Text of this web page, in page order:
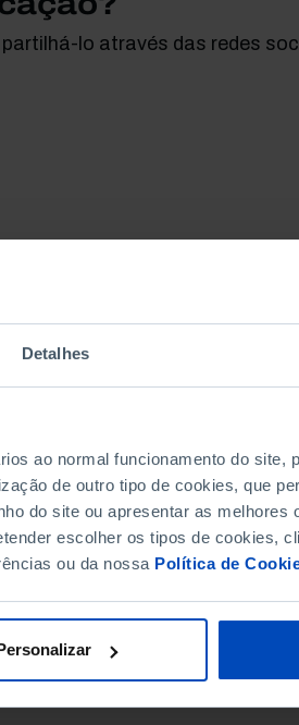
Detalhes
ao normal funcionamento do site,
de outro tipo de cookies, que
do site ou apresentar as melhores
escolher os tipos de cookies,
ou da nossa Política de
lo através das redes